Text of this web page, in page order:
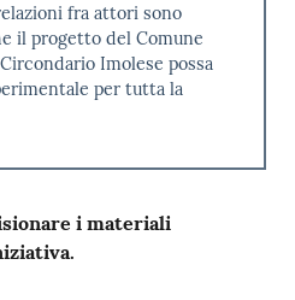
fra attori sono
il progetto del Comune
Imolese possa
per tutta la
i materiali